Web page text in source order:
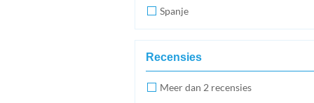
Spanje
Recensies
Meer dan 2 recensies